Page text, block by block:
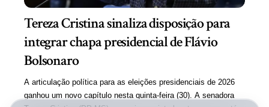
Tereza Cristina sinaliza disposição para
integrar chapa presidencial de Flávio
Bolsonaro
A articulação política para as eleições presidenciais de 2026
ganhou um novo capítulo nesta quinta-feira (30). A senadora